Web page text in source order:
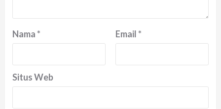
Nama* Email*
Situs Web